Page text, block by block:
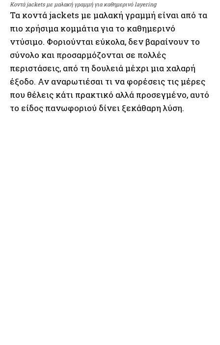
Κοντά jackets με μαλακή γραμμή για καθημερινό layering
Τα κοντά jackets με μαλακή γραμμή είναι από τα
πιο χρήσιμα κομμάτια για το καθημερινό
ντύσιμο. Φοριούνται εύκολα, δεν βαραίνουν το
σύνολο και προσαρμόζονται σε πολλές
περιστάσεις, από τη δουλειά μέχρι μια χαλαρή
έξοδο. Αν αναρωτιέσαι τι να φορέσεις τις μέρες
που θέλεις κάτι πρακτικό αλλά προσεγμένο, αυτό
το είδος πανωφοριού δίνει ξεκάθαρη λύση.